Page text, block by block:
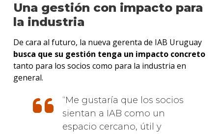
Una gestión con impacto para
la industria
De cara al futuro, la nueva gerenta de IAB Uruguay
busca que su gestión tenga un impacto concreto
tanto para los socios como para la industria en
general.
Me gustaría que los socios
sientan a IAB como un
espacio cercano, útil y